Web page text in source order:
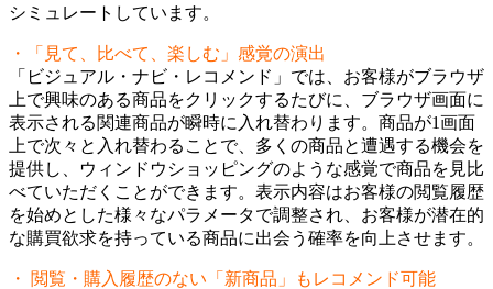
シミュレートしています。
・「見て、比べて、楽しむ」感覚の演出
「ビジュアル・ナビ・レコメンド」では、お客様がブラウザ
上で興味のある商品をクリックするたびに、ブラウザ画面に
表示される関連商品が瞬時に入れ替わります。商品が1画面
上で次々と入れ替わることで、多くの商品と遭遇する機会を
提供し、ウィンドウショッピングのような感覚で商品を見比
べていただくことができます。表示内容はお客様の閲覧履歴
を始めとした様々なパラメータで調整され、お客様が潜在的
な購買欲求を持っている商品に出会う確率を向上させます。
・ 閲覧・購入履歴のない「新商品」もレコメンド可能